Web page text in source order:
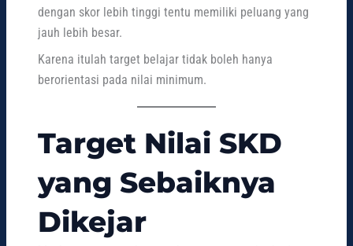
dengan skor lebih tinggi tentu memiliki peluang yang
jauh lebih besar.
Karena itulah target belajar tidak boleh hanya
berorientasi pada nilai minimum.
Target Nilai SKD
yang Sebaiknya
Dikejar